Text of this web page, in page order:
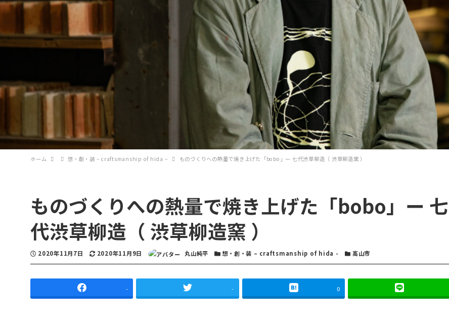
ホーム 想・創・装 – craftsmanship of hida – ものづくりへの熱量で焼き上げた「bobo」ー 七代渋草柳造（ 渋草柳造窯 ）
ものづくりへの熱量で焼き上げた「bobo」ー 七
代渋草柳造（ 渋草柳造窯 ）
投稿日
2020年11月7日 更新日
2020年11月9日 著者 丸山純平 カテゴリー
想・創・装 – craftsmanship of hida - カテゴリー
高山市
- - 0